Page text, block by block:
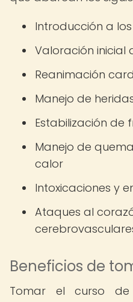
Introducción a
Valoración inicial
Reanimación
Manejo de
Estabilización de
Manejo de
calor
Intoxicaciones y
Ataques al
Beneficios de
Tomar el curso de